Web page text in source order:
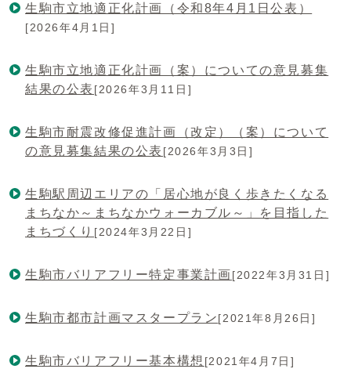
生駒市立地適正化計画（令和8年4月1日公表）
[2026年4月1日]
生駒市立地適正化計画（案）についての意見募集
結果の公表 [2026年3月11日]
生駒市耐震改修促進計画（改定）（案）について
の意見募集結果の公表 [2026年3月3日]
生駒駅周辺エリアの「居心地が良く歩きたくなる
まちなか～まちなかウォーカブル～」を目指した
まちづくり [2024年3月22日]
生駒市バリアフリー特定事業計画[2022年3月31日]
生駒市都市計画マスタープラン[2021年8月26日]
生駒市バリアフリー基本構想 [2021年4月7日]